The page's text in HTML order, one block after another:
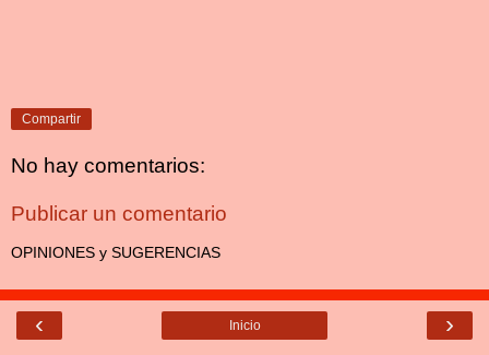
Compartir
No hay comentarios:
Publicar un comentario
OPINIONES y SUGERENCIAS
‹ ›
Inicio